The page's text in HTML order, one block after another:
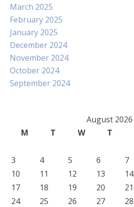
March 2025
February 2025
January 2025
December 2024
November 2024
October 2024
September 2024
August 2026
M
T W T
3
4 5 6 7
10
11 12 13 14
17
18 19 20 21
24
25 26 27 28